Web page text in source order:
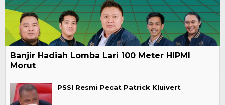
Banjir Hadiah Lomba Lari 100 Meter HIPMI
Morut
PSSI Resmi Pecat Patrick Kluivert